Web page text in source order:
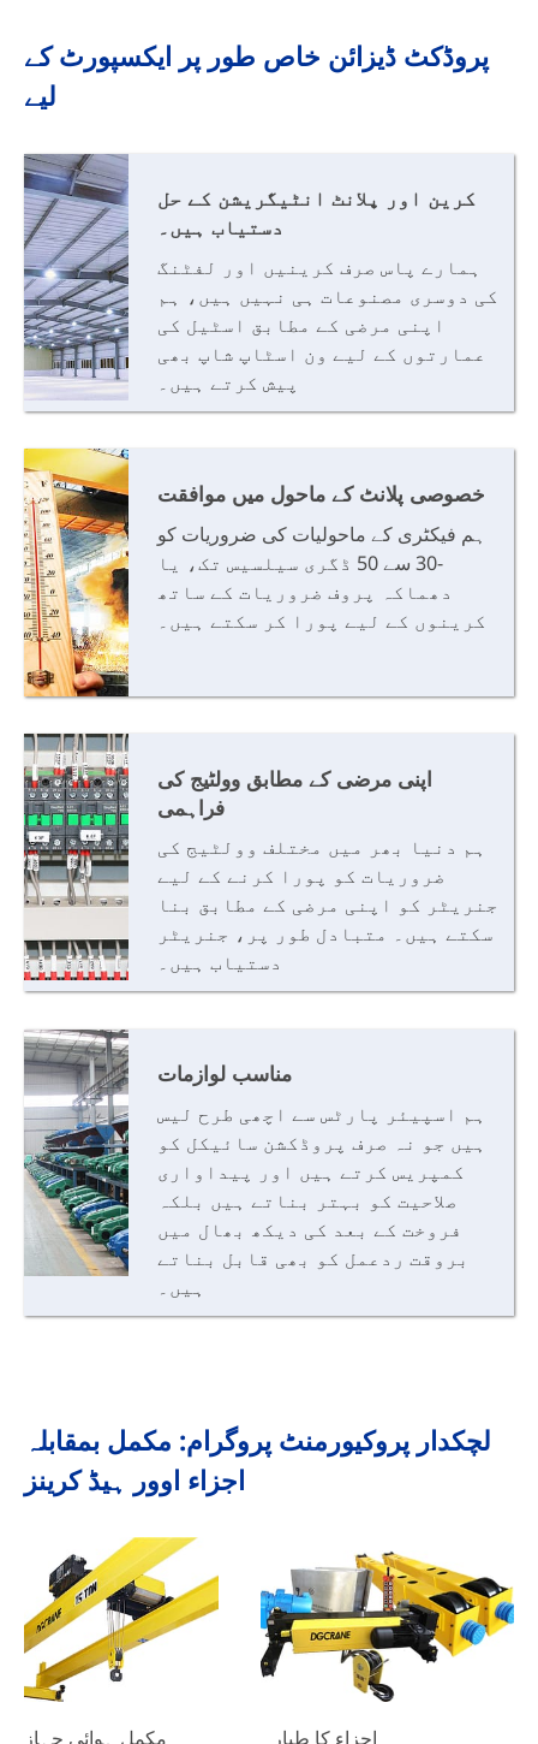
پروڈکٹ ڈیزائن خاص طور پر ایکسپورٹ کے
لیے
کرین اور پلانٹ انٹیگریشن کے حل
دستیاب ہیں۔
ہمارے پاس صرف کرینیں اور لفٹنگ
کی دوسری مصنوعات ہی نہیں ہیں، ہم
اپنی مرضی کے مطابق اسٹیل کی
عمارتوں کے لیے ون اسٹاپ شاپ بھی
پیش کرتے ہیں۔
خصوصی پلانٹ کے ماحول میں موافقت
ہم فیکٹری کے ماحولیات کی ضروریات کو
-30 سے 50 ڈگری سیلسیس تک، یا
دھماکہ پروف ضروریات کے ساتھ
کرینوں کے لیے پورا کر سکتے ہیں۔
اپنی مرضی کے مطابق وولٹیج کی
فراہمی
ہم دنیا بھر میں مختلف وولٹیج کی
ضروریات کو پورا کرنے کے لیے
جنریٹر کو اپنی مرضی کے مطابق بنا
سکتے ہیں۔ متبادل طور پر، جنریٹر
دستیاب ہیں۔
مناسب لوازمات
ہم اسپیئر پارٹس سے اچھی طرح لیس
ہیں جو نہ صرف پروڈکشن سائیکل کو
کمپریس کرتے ہیں اور پیداواری
صلاحیت کو بہتر بناتے ہیں بلکہ
فروخت کے بعد کی دیکھ بھال میں
بروقت ردعمل کو بھی قابل بناتے
ہیں۔
لچکدار پروکیورمنٹ پروگرام: مکمل بمقابلہ
اجزاء اوور ہیڈ کرینز
مکمل ہوائی جہاز اجزاء کا طیارہ